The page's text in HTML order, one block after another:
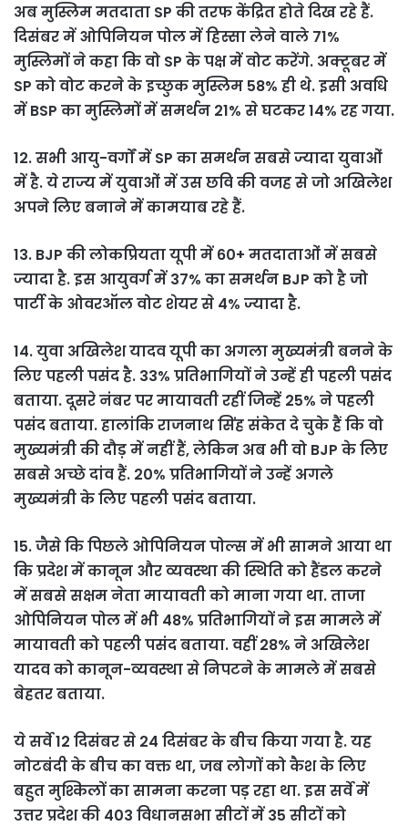
अब मुस्लिम मतदाता SP की तरफ केंद्रित होते दिख रहे हैं.
दिसंबर में ओपिनियन पोल में हिस्सा लेने वाले 71%
मुस्लिमों ने कहा कि वो SP के पक्ष में वोट करेंगे. अक्टूबर में
SP को वोट करने के इच्छुक मुस्लिम 58% ही थे. इसी अवधि
में BSP का मुस्लिमों में समर्थन 21% से घटकर 14% रह गया.
12. सभी आयु-वर्गों में SP का समर्थन सबसे ज्यादा युवाओं
में है. ये राज्य में युवाओं में उस छवि की वजह से जो अखिलेश
अपने लिए बनाने में कामयाब रहे हैं.
13. BJP की लोकप्रियता यूपी में 60+ मतदाताओं में सबसे
ज्यादा है. इस आयुवर्ग में 37% का समर्थन BJP को है जो
पार्टी के ओवरऑल वोट शेयर से 4% ज्यादा है.
14. युवा अखिलेश यादव यूपी का अगला मुख्यमंत्री बनने के
लिए पहली पसंद है. 33% प्रतिभागियों ने उन्हें ही पहली पसंद
बताया. दूसरे नंबर पर मायावती रहीं जिन्हें 25% ने पहली
पसंद बताया. हालांकि राजनाथ सिंह संकेत दे चुके हैं कि वो
मुख्यमंत्री की दौड़ में नहीं हैं, लेकिन अब भी वो BJP के लिए
सबसे अच्छे दांव हैं. 20% प्रतिभागियों ने उन्हें अगले
मुख्यमंत्री के लिए पहली पसंद बताया.
15. जैसे कि पिछले ओपिनियन पोल्स में भी सामने आया था
कि प्रदेश में कानून और व्यवस्था की स्थिति को हैंडल करने
में सबसे सक्षम नेता मायावती को माना गया था. ताजा
ओपिनियन पोल में भी 48% प्रतिभागियों ने इस मामले में
मायावती को पहली पसंद बताया. वहीं 28% ने अखिलेश
यादव को कानून-व्यवस्था से निपटने के मामले में सबसे
बेहतर बताया.
ये सर्वे 12 दिसंबर से 24 दिसंबर के बीच किया गया है. यह
नोटबंदी के बीच का वक्त था, जब लोगों को कैश के लिए
बहुत मुश्किलों का सामना करना पड़ रहा था. इस सर्वे में
उत्तर प्रदेश की 403 विधानसभा सीटों में 35 सीटों को